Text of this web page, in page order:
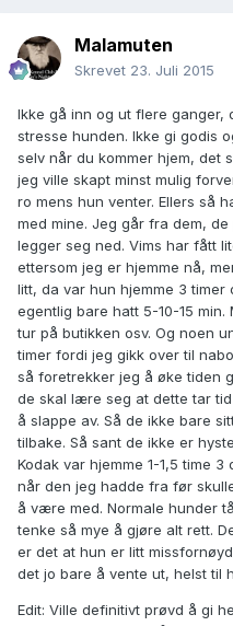
Malamuten
Skrevet 23. Juli 2015
Ikke gå inn og ut flere ganger,
stresse hunden. Ikke gi godis
selv når du kommer hjem, det
jeg ville skapt minst mulig
ro mens hun venter. Ellers så
med mine. Jeg går fra dem,
legger seg ned. Vims har fått
ettersom jeg er hjemme nå,
litt, da var hun hjemme 3
egentlig bare hatt 5-10-15
tur på butikken osv. Og noen
timer fordi jeg gikk over til
så foretrekker jeg å øke tiden
de skal lære seg at dette tar
å slappe av. Så de ikke bare
tilbake. Så sant de ikke er
Kodak var hjemme 1-1,5 time
når den jeg hadde fra før
å være med. Normale hunder
tenke så mye å gjøre alt rett.
er det at hun er litt
det jo bare å vente ut, helst til
Edit: Ville definitivt prøvd å gi